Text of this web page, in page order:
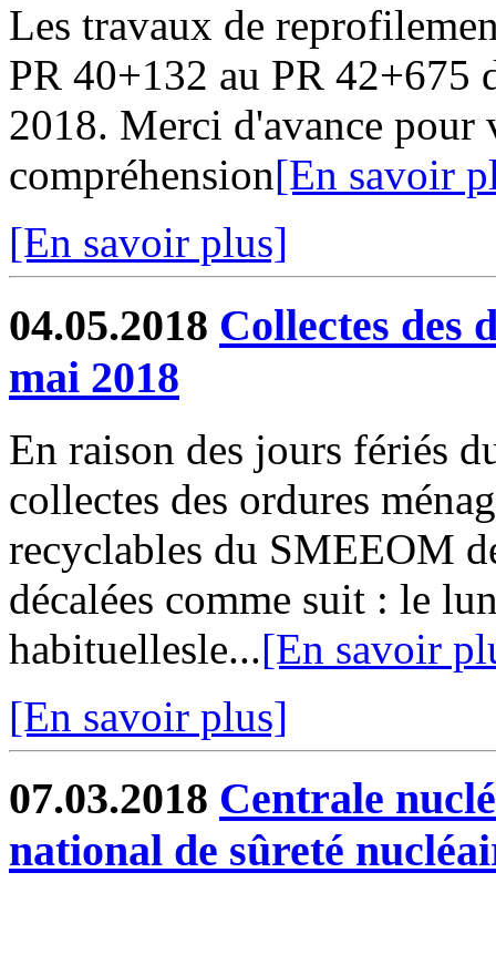
Les travaux de
PR 40+132 au PR
2018. Merci d'avance
compréhension[En savoir
[En savoir plus]
04.05.2018 Collectes des
mai 2018
En raison des jours fériés
collectes des ordures
recyclables du SMEEOM
décalées comme suit : le
habituellesle...[En savoir
[En savoir plus]
07.03.2018 Centrale
national de sûreté